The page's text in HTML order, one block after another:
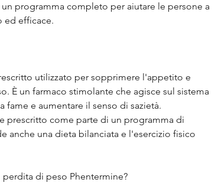
programma completo per aiutare le persone a
ed efficace.
utilizzato per sopprimere l'appetito e
È un farmaco stimolante che agisce sul sistema
fame e aumentare il senso di sazietà.
prescritto come parte di un programma di
anche una dieta bilanciata e l'esercizio fisico
di peso Phentermine?